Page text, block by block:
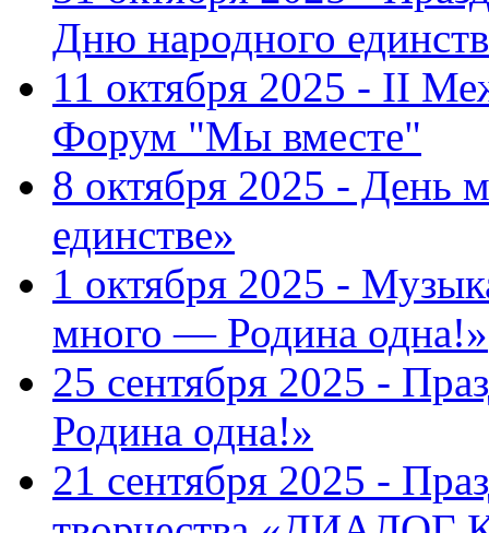
Дню народного
11 октября 2025 - II
Форум "Мы вместе"
8 октября 2025 - День
единстве»
1 октября 2025 -
много — Родина одна!»
25 сентября 2025 -
Родина одна!»
21 сентября 2025 -